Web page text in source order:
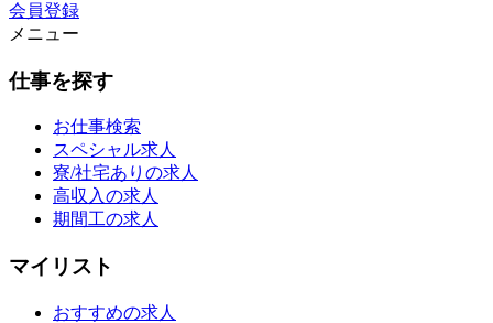
会員登録
メニュー
仕事を探す
お仕事検索
スペシャル求人
寮/社宅ありの求人
高収入の求人
期間工の求人
マイリスト
おすすめの求人